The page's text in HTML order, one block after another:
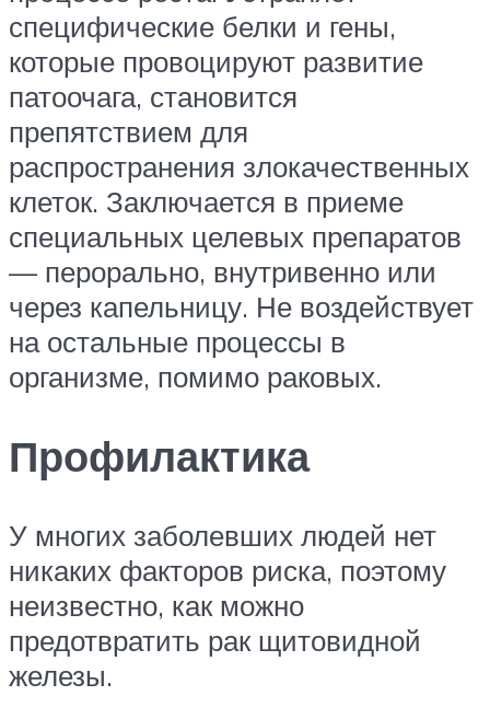
специфические белки и гены,
которые провоцируют развитие
патоочага, становится
препятствием для
распространения злокачественных
клеток. Заключается в приеме
специальных целевых препаратов
— перорально, внутривенно или
через капельницу. Не воздействует
на остальные процессы в
организме, помимо раковых.
Профилактика
У многих заболевших людей нет
никаких факторов риска, поэтому
неизвестно, как можно
предотвратить рак щитовидной
железы.